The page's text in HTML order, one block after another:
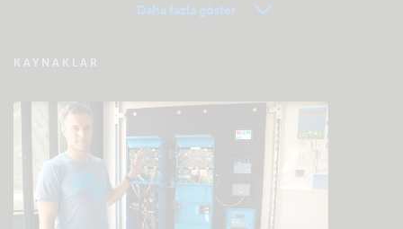
Community bilgi bankasına göz atın
Genel indirmeler ve belgeler
Daha fazla göster
KAYNAKLAR